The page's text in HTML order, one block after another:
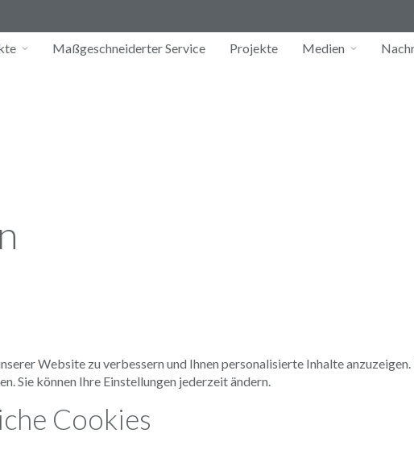
Maßgeschneiderter Service Projekte Medien
Website zu verbessern und Ihnen personalisierte Inhalte anzuzeigen.
Sie können Ihre Einstellungen jederzeit ändern.
Cookies